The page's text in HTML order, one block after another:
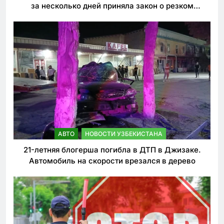
за несколько дней приняла закон о резком
АВТО НОВОСТИ УЗБЕКИСТАНА
21-летняя блогерша погибла в ДТП в Джизаке.
Автомобиль на скорости врезался в дерево